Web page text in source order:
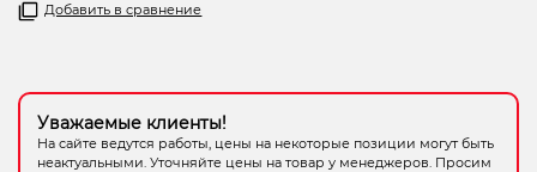
Добавить в сравнение
Уважаемые клиенты!
На сайте ведутся работы, цены на некоторые позиции могут быть
неактуальными. Уточняйте цены на товар у менеджеров. Просим